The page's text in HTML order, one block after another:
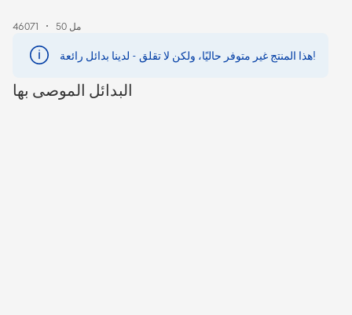
46071 50 مل
هذا المنتج غير متوفر حاليًا، ولكن لا تقلق - لدينا بدائل رائعة!
البدائل الموصى بها